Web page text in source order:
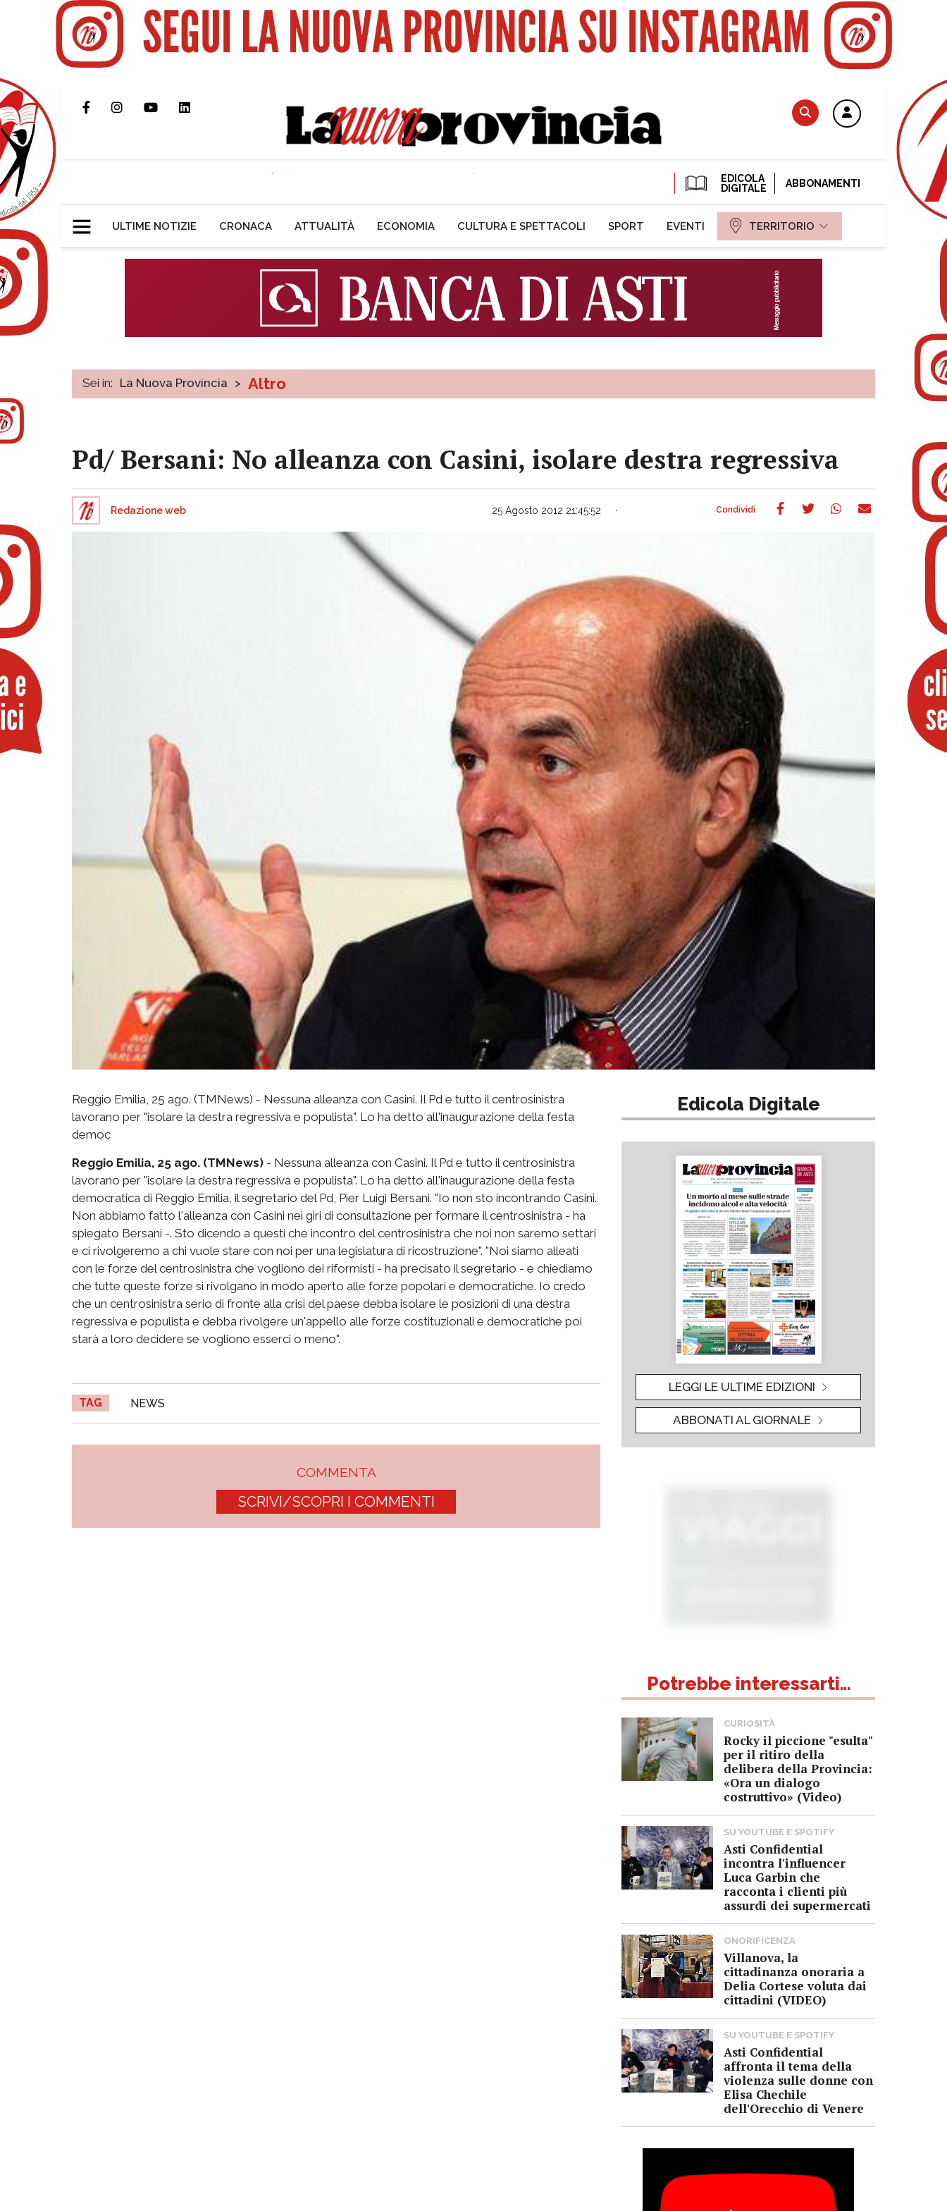
EDICOLA
DIGITALE
ABBONAMENTI
ULTIME NOTIZIE CRONACA ATTUALITÀ ECONOMIA CULTURA E SPETTACOLI SPORT EVENTI TERRITORIO
Sei in: La Nuova Provincia > Altro
Pd/ Bersani: No alleanza con Casini, isolare destra regressiva
Redazione web 25 Agosto 2012 21:45:52
Reggio Emilia, 25 ago. (TMNews) - Nessuna alleanza con Casini. Il Pd e tutto il centrosinistra
lavorano per "isolare la destra regressiva e populista". Lo ha detto all'inaugurazione della festa
democ
Reggio Emilia, 25 ago. (TMNews) - Nessuna alleanza con Casini. Il Pd e tutto il centrosinistra
lavorano per "isolare la destra regressiva e populista". Lo ha detto all'inaugurazione della festa
democratica di Reggio Emilia, il segretario del Pd, Pier Luigi Bersani. "Io non sto incontrando Casini.
Non abbiamo fatto l'alleanza con Casini nei giri di consultazione per formare il centrosinistra - ha
spiegato Bersani -. Sto dicendo a questi che incontro del centrosinistra che noi non saremo settari
e ci rivolgeremo a chi vuole stare con noi per una legislatura di ricostruzione". "Noi siamo alleati
con le forze del centrosinistra che vogliono dei riformisti - ha precisato il segretario - e chiediamo
che tutte queste forze si rivolgano in modo aperto alle forze popolari e democratiche. Io credo
che un centrosinistra serio di fronte alla crisi del paese debba isolare le posizioni di una destra
regressiva e populista e debba rivolgere un'appello alle forze costituzionali e democratiche poi
starà a loro decidere se vogliono esserci o meno".
TAG NEWS
COMMENTA
SCRIVI/SCOPRI I COMMENTI
Edicola Digitale
LEGGI LE ULTIME EDIZIONI
ABBONATI AL GIORNALE
Potrebbe interessarti...
CURIOSITÀ
Rocky il piccione "esulta"
per il ritiro della
delibera della Provincia:
«Ora un dialogo
costruttivo» (Video)
SU YOUTUBE E SPOTIFY
Asti Confidential
incontra l'influencer
Luca Garbin che
racconta i clienti più
assurdi dei supermercati
ONORIFICENZA
Villanova, la
cittadinanza onoraria a
Delia Cortese voluta dai
cittadini (VIDEO)
SU YOUTUBE E SPOTIFY
Asti Confidential
affronta il tema della
violenza sulle donne con
Elisa Chechile
dell'Orecchio di Venere